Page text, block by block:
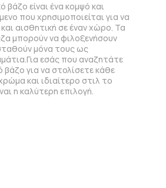
βάζο είναι ένα κομψό και
που χρησιμοποιείται για να
αισθητική σε έναν χώρο. Τα
μπορούν να φιλοξενήσουν
μόνα τους ως
εσάς που αναζητάτε
βάζο για να στολίσετε κάθε
και ιδιαίτερο στιλ το
η καλύτερη επιλογή.